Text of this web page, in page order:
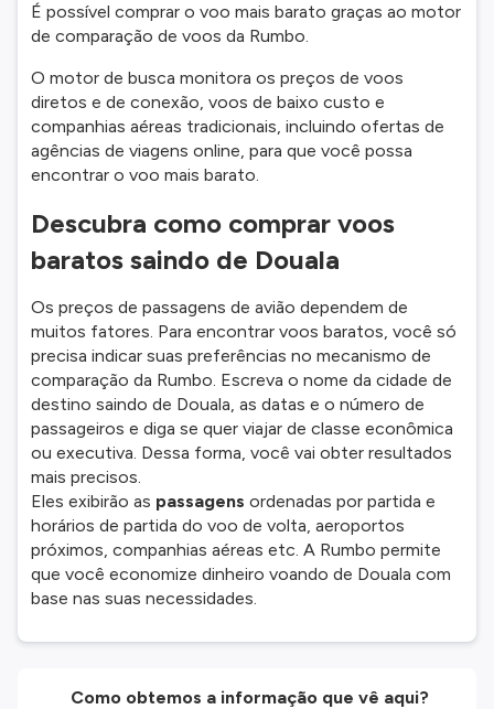
É possível comprar o voo mais barato graças ao motor
de comparação de voos da Rumbo.
O motor de busca monitora os preços de voos
diretos e de conexão, voos de baixo custo e
companhias aéreas tradicionais, incluindo ofertas de
agências de viagens online, para que você possa
encontrar o voo mais barato.
Descubra como comprar voos
baratos saindo de Douala
Os preços de passagens de avião dependem de
muitos fatores. Para encontrar voos baratos, você só
precisa indicar suas preferências no mecanismo de
comparação da Rumbo. Escreva o nome da cidade de
destino saindo de Douala, as datas e o número de
passageiros e diga se quer viajar de classe econômica
ou executiva. Dessa forma, você vai obter resultados
mais precisos.
Eles exibirão as passagens ordenadas por partida e
horários de partida do voo de volta, aeroportos
próximos, companhias aéreas etc. A Rumbo permite
que você economize dinheiro voando de Douala com
base nas suas necessidades.
Como obtemos a informação que vê aqui?